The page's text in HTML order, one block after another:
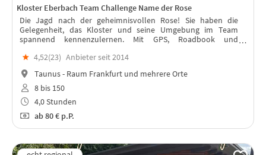
Kloster Eberbach Team Challenge Name der Rose
Die Jagd nach der geheimnisvollen Rose! Sie haben die
Gelegenheit, das Kloster und seine Umgebung im Team
spannend kennenzulernen. Mit GPS, Roadbook und
Orientierungstour im Kloster...
★ 4,52(23) Anbieter seit 2014
Taunus - Raum Frankfurt und mehrere Orte
8 bis 150
4,0 Stunden
ab80 € p.P.